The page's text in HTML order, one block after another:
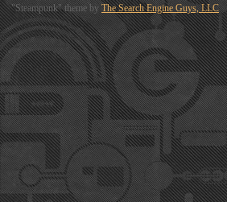
"Steampunk" theme byThe Search Engine Guys, LLC